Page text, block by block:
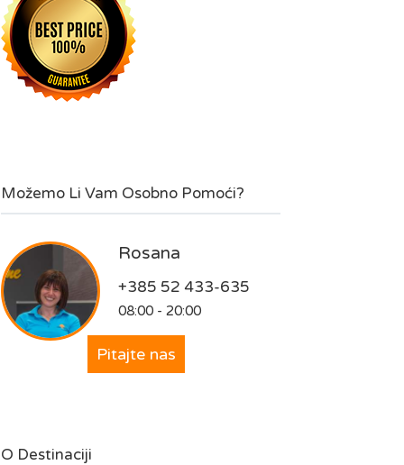
Možemo Li Vam Osobno Pomoći?
Rosana
+385 52 433-635
08:00 - 20:00
Pitajte nas
O Destinaciji